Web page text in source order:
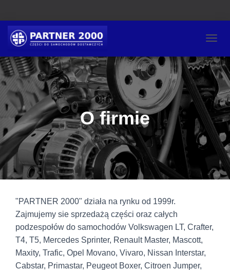
R
Z
E
Ą
C
N
A
O firmie
"PARTNER 2000" działa na rynku od 1999r.
Zajmujemy sie sprzedażą części oraz całych
podzespołów do samochodów Volkswagen LT, Crafter,
T4, T5, Mercedes Sprinter, Renault Master, Mascott,
Maxity, Trafic, Opel Movano, Vivaro, Nissan Interstar,
Cabstar, Primastar, Peugeot Boxer, Citroen Jumper,